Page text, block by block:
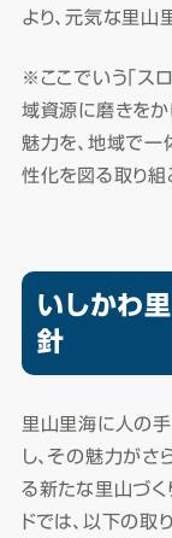
より、元気な里山
※ここでいう「ス
域資源に磨きをか
魅力を、地域で一
性化を図る取り組
いしかわ
針
里山里海に人の
し、その魅力が
る新たな里山づく
ドでは、以下の取